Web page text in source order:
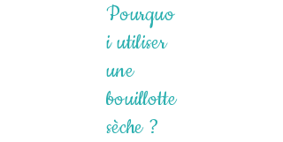
Pourquo
i utiliser
une
bouillotte
sèche ?